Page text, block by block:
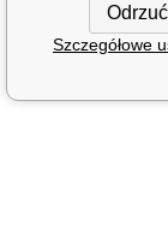
Szczegółowe